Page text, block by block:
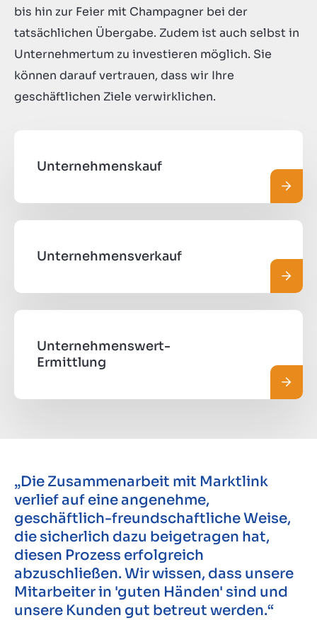
bis hin zur Feier mit Champagner bei der
tatsächlichen Übergabe. Zudem ist auch selbst in
Unternehmertum zu investieren möglich. Sie
können darauf vertrauen, dass wir Ihre
geschäftlichen Ziele verwirklichen.
Unternehmenskauf
Mehr
Unternehmensverkauf
Mehr
Unternehmenswert-
Ermittlung
Mehr
„Die Zusammenarbeit mit Marktlink
verlief auf eine angenehme,
geschäftlich-freundschaftliche Weise,
die sicherlich dazu beigetragen hat,
diesen Prozess erfolgreich
abzuschließen. Wir wissen, dass unsere
Mitarbeiter in 'guten Händen' sind und
unsere Kunden gut betreut werden.“